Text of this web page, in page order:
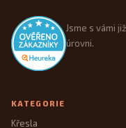
Jsme s vámi
úrovni.
KATEGORIE
Křesla